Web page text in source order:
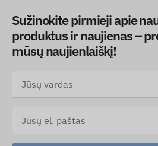
Sužinokite pirmieji apie
produktus ir naujienas –
mūsų naujienlaiškį!